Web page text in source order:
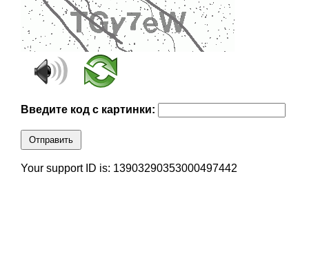
Введите код с картинки:
Отправить
Your support ID is: 13903290353000497442